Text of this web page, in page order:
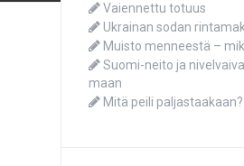
Vaiennettu totuus
Ukrainan sodan
Muisto menneestä –
Suomi-neito ja
maan
Mitä peili paljastaakaan?